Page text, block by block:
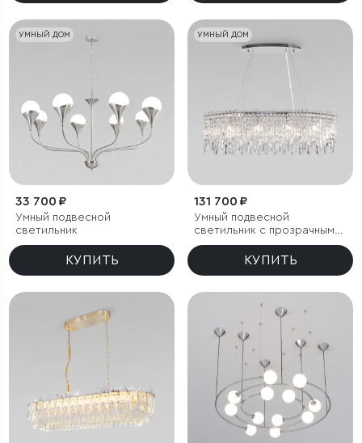
УМНЫЙ ДОМ
33 700 ₽
Умный подвесной
светильник
КУПИТЬ
УМНЫЙ ДОМ
131 700 ₽
Умный подвесной
светильник с прозрачным
хрусталем
КУПИТЬ